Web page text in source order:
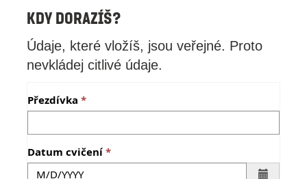
Kdy dorazíš?
Údaje, které vložíš, jsou veřejné. Proto
nevkládej citlivé údaje.
Přezdívka
Datum cvičení